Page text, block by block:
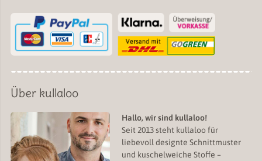
Über kullaloo
Hallo, wir sind kullaloo!
Seit 2013 steht kullaloo für
liebevoll designte Schnittmuster
und kuschelweiche Stoffe –